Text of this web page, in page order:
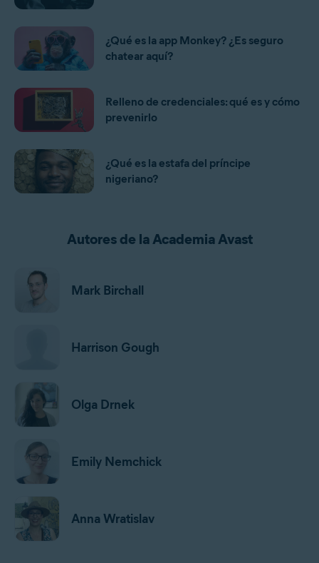
¿Qué es la app Monkey? ¿Es seguro
chatear aquí?
Relleno de credenciales: qué es y cómo
prevenirlo
¿Qué es la estafa del príncipe
nigeriano?
Autores de la Academia Avast
Mark Birchall
Harrison Gough
Olga Drnek
Emily Nemchick
Anna Wratislav